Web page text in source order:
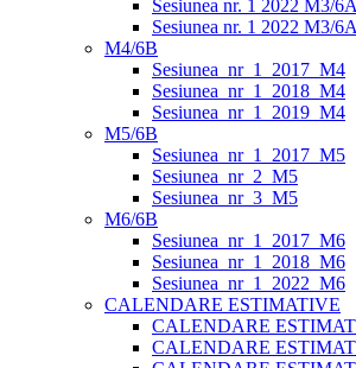
Sesiunea nr. 1 2022 M3/
Sesiunea nr. 1 2022 M3/
M4/6B
Sesiunea_nr_1_2017_M4
Sesiunea_nr_1_2018_M4
Sesiunea_nr_1_2019_M4
M5/6B
Sesiunea_nr_1_2017_M5
Sesiunea_nr_2_M5
Sesiunea_nr_3_M5
M6/6B
Sesiunea_nr_1_2017_M6
Sesiunea_nr_1_2018_M6
Sesiunea_nr_1_2022_M6
CALENDARE ESTIMATIVE
CALENDARE
CALENDARE